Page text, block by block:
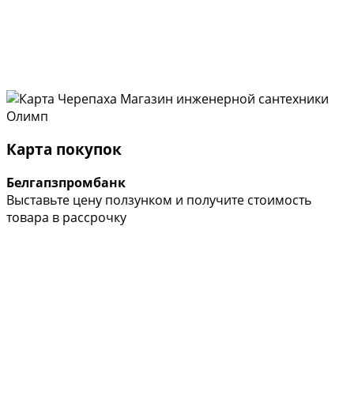
Карта покупок
Белгапзпромбанк
Выставьте цену ползунком и получите стоимость
товара в рассрочку